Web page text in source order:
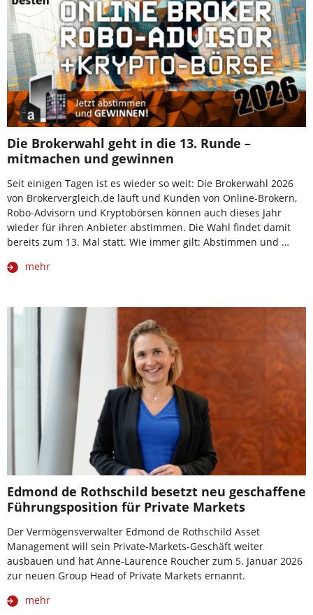
Die Brokerwahl geht in die 13. Runde –
mitmachen und gewinnen
Seit einigen Tagen ist es wieder so weit: Die Brokerwahl 2026
von Brokervergleich.de läuft und Kunden von Online-Brokern,
Robo-Advisorn und Kryptobörsen können auch dieses Jahr
wieder für ihren Anbieter abstimmen. Die Wahl findet damit
bereits zum 13. Mal statt. Wie immer gilt: Abstimmen und …
mehr
Edmond de Rothschild besetzt neu geschaffene
Führungsposition für Private Markets
Der Vermögensverwalter Edmond de Rothschild Asset
Management will sein Private-Markets-Geschäft weiter
ausbauen und hat Anne-Laurence Roucher zum 5. Januar 2026
zur neuen Group Head of Private Markets ernannt.
mehr